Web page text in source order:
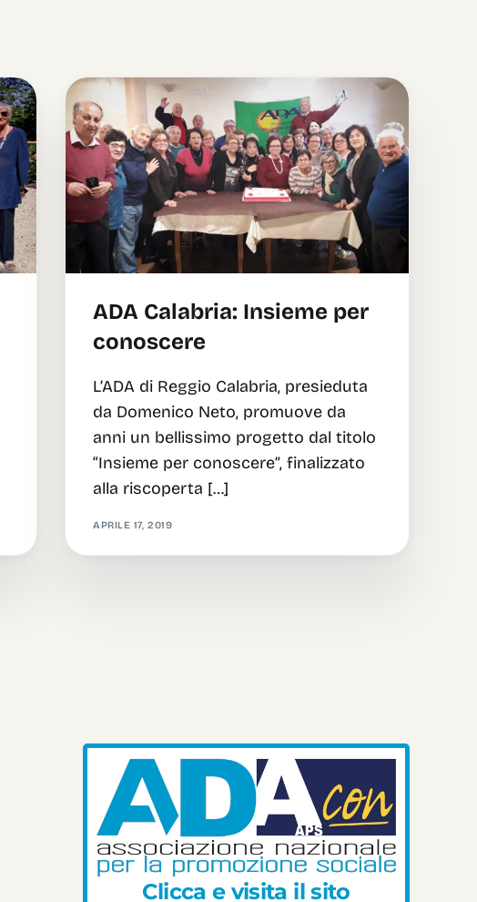
ADA Calabria: Insieme per
conoscere
L’ADA di Reggio Calabria, presieduta
da Domenico Neto, promuove da
anni un bellissimo progetto dal titolo
“Insieme per conoscere”, finalizzato
alla riscoperta […]
APRILE 17, 2019
Clicca e visita il sito